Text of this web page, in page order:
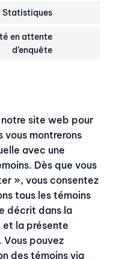
Statistiques
en attente
d’enquête
site web pour
vous montrerons
avec une
Dès que vous
», vous consentez
tous les témoins
décrit dans la
la présente
pouvez
des témoins via